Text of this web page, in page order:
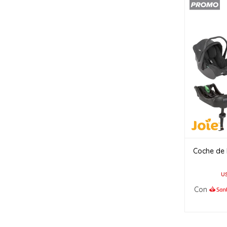
Coche de
Con